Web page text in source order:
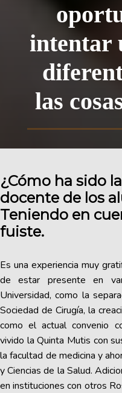
intentar
las
¿Cómo ha sido
docente de los
Teniendo en
fuiste.
Es una experiencia muy
de estar presente en
Universidad, como la
Sociedad de Cirugía, la
como el actual convenio
vivido la Quinta Mutis con
la facultad de medicina y
y Ciencias de la Salud.
en instituciones con otros